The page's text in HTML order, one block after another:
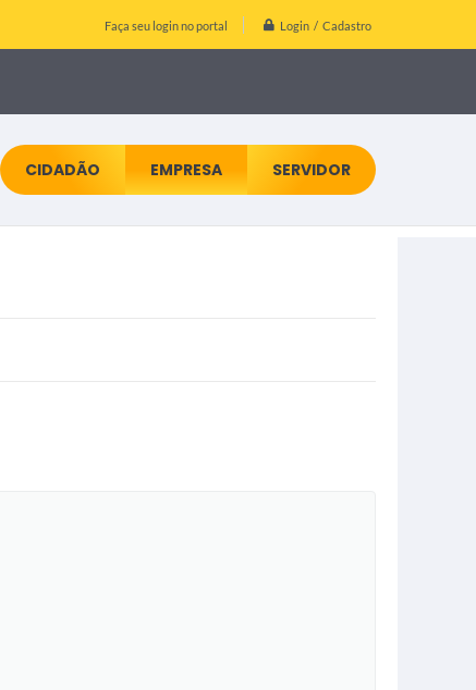
Faça seu login no portal Login / Cadastro
CIDADÃO EMPRESA SERVIDOR